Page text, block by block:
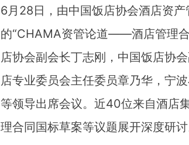
6月28日，由中国饭店协会酒店资
的“CHAMA资管论道——酒店管理合
店协会副会长丁志刚，中国饭店协
店专业委员会主任委员章乃华，宁
等领导出席会议。近40位来自酒店
理合同国标草案等议题展开深度研讨